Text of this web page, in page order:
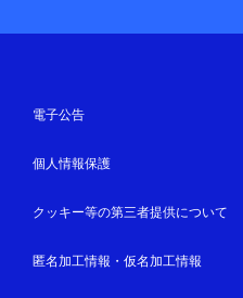
電子公告
個人情報保護
クッキー等の第三者提供について
匿名加工情報・仮名加工情報